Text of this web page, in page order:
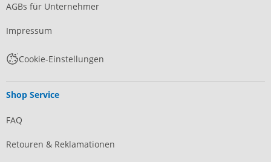
AGBs für Unternehmer
Impressum
Cookie-Einstellungen
Shop Service
FAQ
Retouren & Reklamationen